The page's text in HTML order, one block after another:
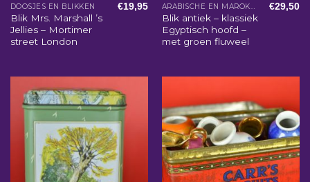
DOOSJES EN BLIKKEN
Blik Mrs. Marshall ’s
Jellies – Mortimer
street London
€19,95 ARABISCHE EN MAROKKAANSE WOONACCESSOIRES
Blik antiek – klassiek
Egyptisch hoofd –
met groen fluweel
€29,50